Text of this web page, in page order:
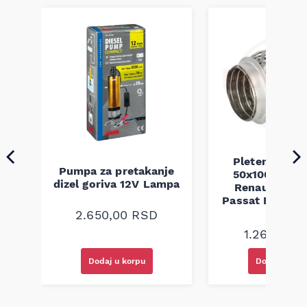
Pumpa za pretakanje
dizel goriva 12V Lampa
2.650,00 RSD
Dodaj u korpu
Pletenica
50x100 Audi
Renault
Passat B5
1.260,00
Dodaj u